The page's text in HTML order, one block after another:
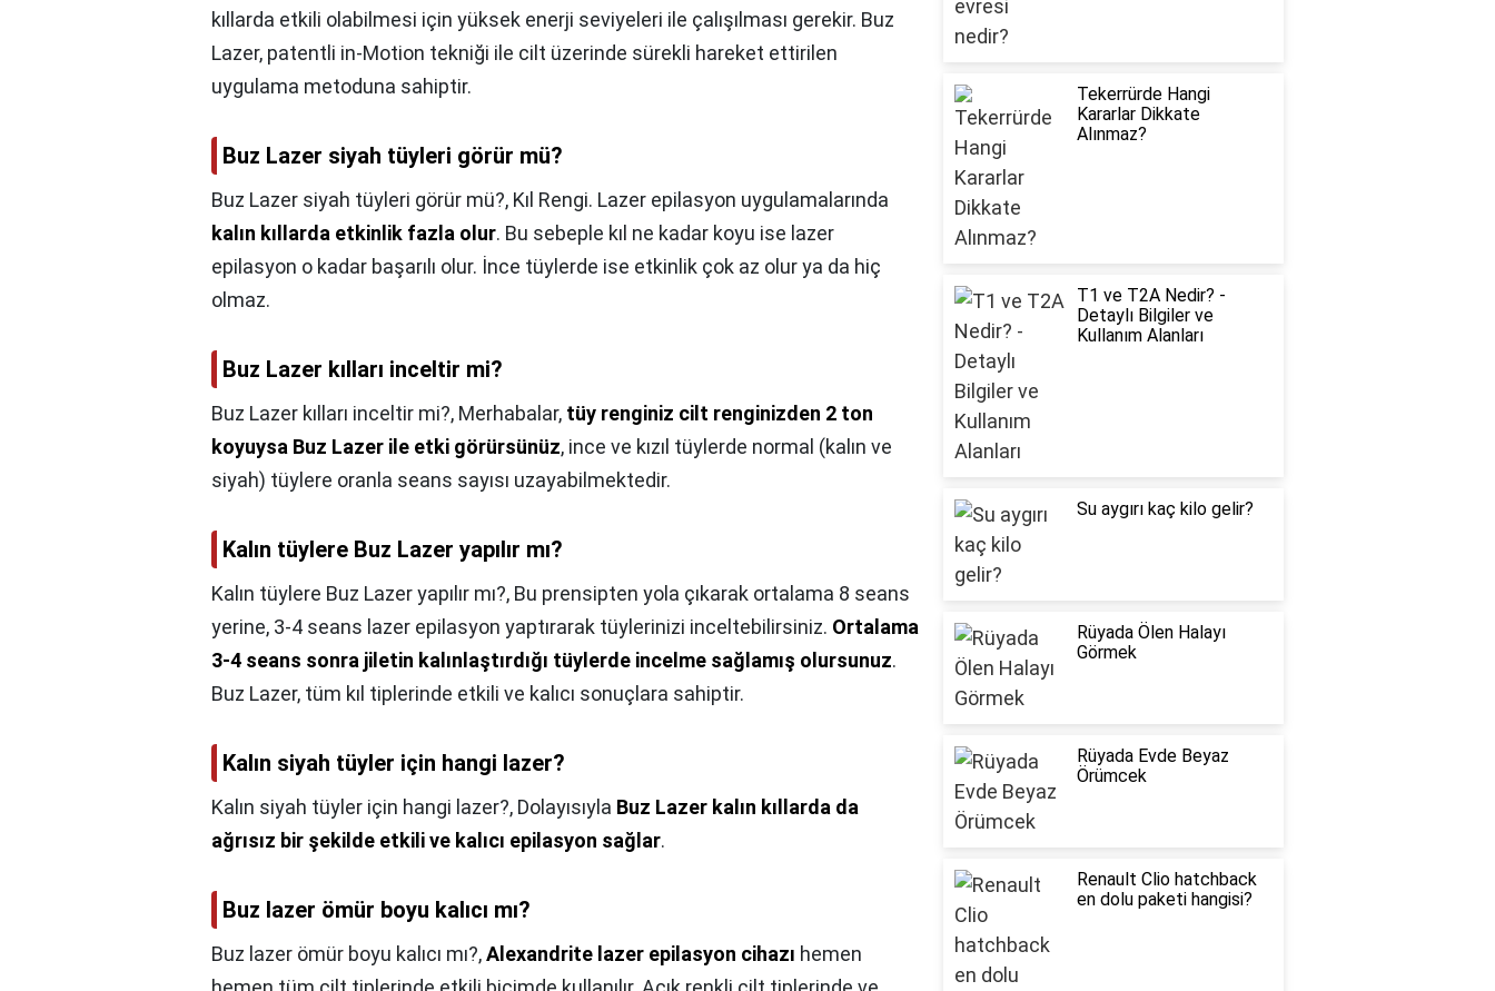
kıllarda etkili olabilmesi için yüksek enerji seviyeleri ile çalışılması gerekir. Buz
Lazer, patentli in-Motion tekniği ile cilt üzerinde sürekli hareket ettirilen
uygulama metoduna sahiptir.
Buz Lazer siyah tüyleri görür mü?
Buz Lazer siyah tüyleri görür mü?, Kıl Rengi. Lazer epilasyon uygulamalarında
kalın kıllarda etkinlik fazla olur. Bu sebeple kıl ne kadar koyu ise lazer
epilasyon o kadar başarılı olur. İnce tüylerde ise etkinlik çok az olur ya da hiç
olmaz.
Buz Lazer kılları inceltir mi?
Buz Lazer kılları inceltir mi?, Merhabalar, tüy renginiz cilt renginizden 2 ton
koyuysa Buz Lazer ile etki görürsünüz, ince ve kızıl tüylerde normal (kalın ve
siyah) tüylere oranla seans sayısı uzayabilmektedir.
Kalın tüylere Buz Lazer yapılır mı?
Kalın tüylere Buz Lazer yapılır mı?, Bu prensipten yola çıkarak ortalama 8 seans
yerine, 3-4 seans lazer epilasyon yaptırarak tüylerinizi inceltebilirsiniz. Ortalama
3-4 seans sonra jiletin kalınlaştırdığı tüylerde incelme sağlamış olursunuz.
Buz Lazer, tüm kıl tiplerinde etkili ve kalıcı sonuçlara sahiptir.
Kalın siyah tüyler için hangi lazer?
Kalın siyah tüyler için hangi lazer?, Dolayısıyla Buz Lazer kalın kıllarda da
ağrısız bir şekilde etkili ve kalıcı epilasyon sağlar.
Buz lazer ömür boyu kalıcı mı?
Buz lazer ömür boyu kalıcı mı?,Alexandrite lazer epilasyon cihazı hemen
Tekerrürde Hangi
Kararlar Dikkate
Alınmaz?
T1 ve T2A Nedir? -
Detaylı Bilgiler ve
Kullanım Alanları
Su aygırı kaç kilo gelir?
Rüyada Ölen Halayı
Görmek
Rüyada Evde Beyaz
Örümcek
Renault Clio hatchback
en dolu paketi hangisi?